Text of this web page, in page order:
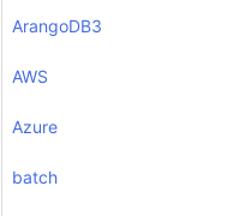
ArangoDB3
AWS
Azure
batch